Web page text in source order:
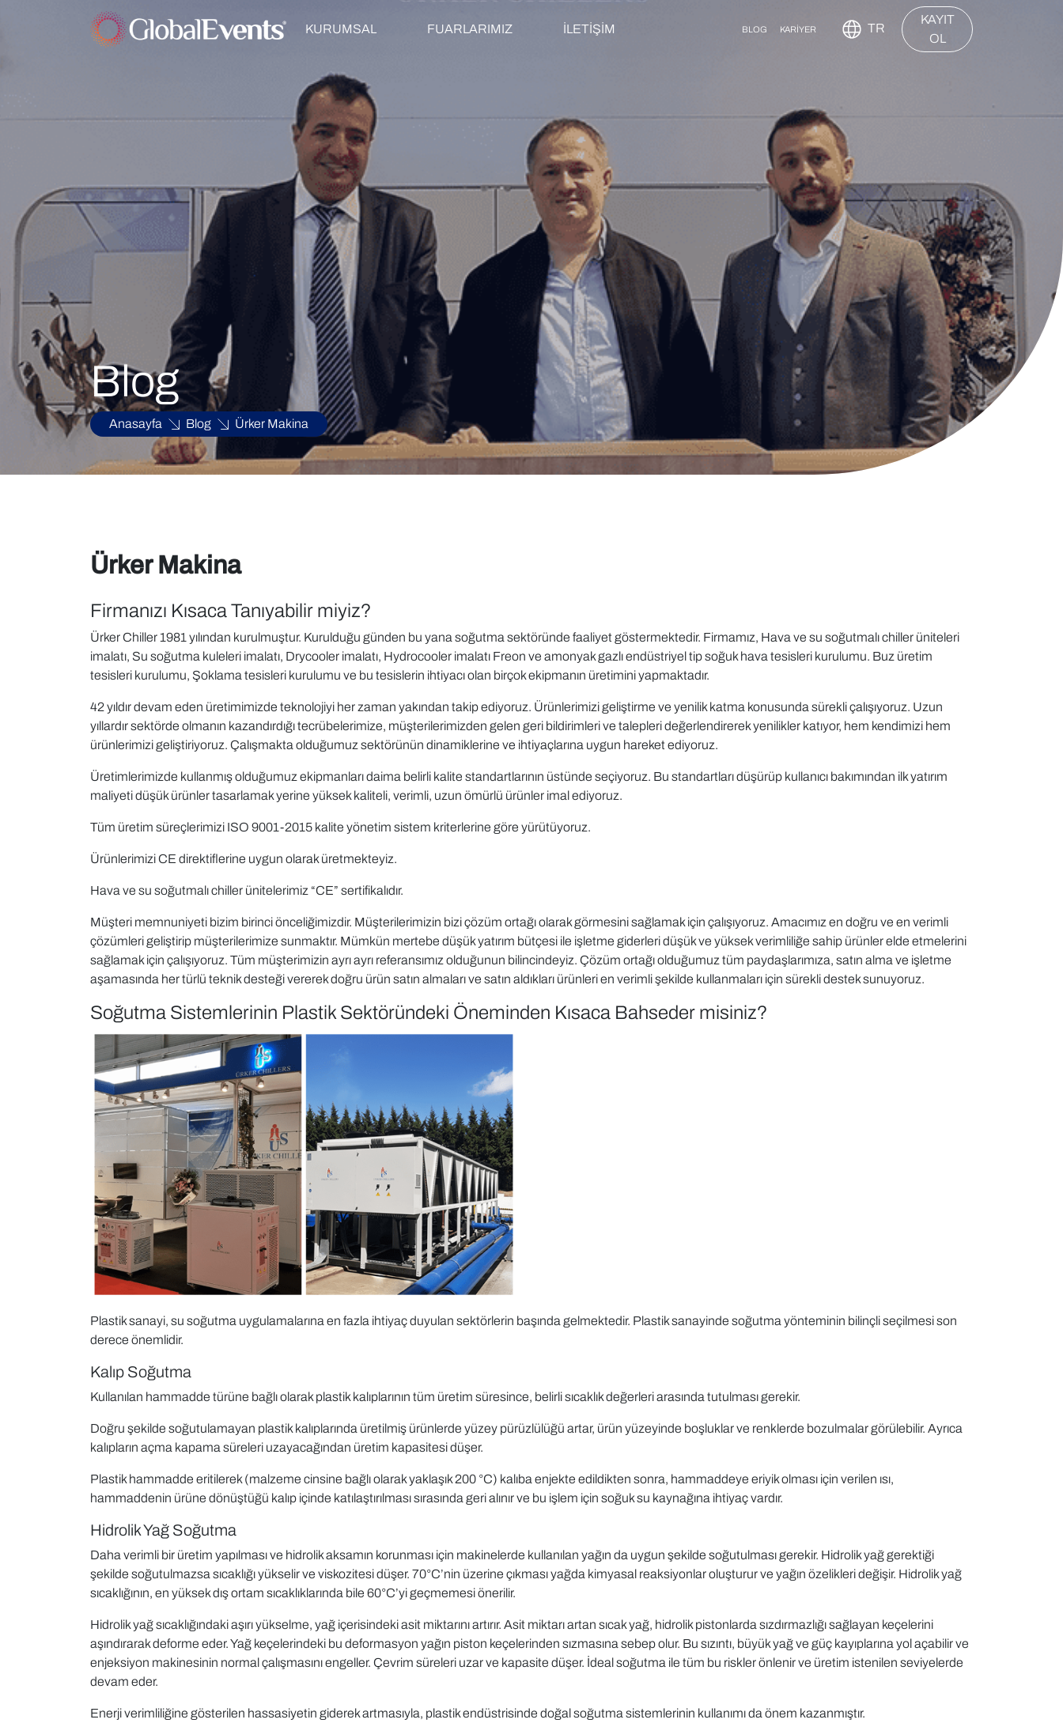
KURUMSAL FUARLARIMIZ İLETİŞİM BLOG KARİYER TR
KAYIT
OL
Blog
Anasayfa Blog Ürker Makina
Ürker Makina
Firmanızı Kısaca Tanıyabilir miyiz?
Ürker Chiller 1981 yılından kurulmuştur. Kurulduğu günden bu yana soğutma sektöründe faaliyet göstermektedir. Firmamız, Hava ve su soğutmalı chiller üniteleri
imalatı, Su soğutma kuleleri imalatı, Drycooler imalatı, Hydrocooler imalatı Freon ve amonyak gazlı endüstriyel tip soğuk hava tesisleri kurulumu. Buz üretim
tesisleri kurulumu, Şoklama tesisleri kurulumu ve bu tesislerin ihtiyacı olan birçok ekipmanın üretimini yapmaktadır.
42 yıldır devam eden üretimimizde teknolojiyi her zaman yakından takip ediyoruz. Ürünlerimizi geliştirme ve yenilik katma konusunda sürekli çalışıyoruz. Uzun
yıllardır sektörde olmanın kazandırdığı tecrübelerimize, müşterilerimizden gelen geri bildirimleri ve talepleri değerlendirerek yenilikler katıyor, hem kendimizi hem
ürünlerimizi geliştiriyoruz. Çalışmakta olduğumuz sektörünün dinamiklerine ve ihtiyaçlarına uygun hareket ediyoruz.
Üretimlerimizde kullanmış olduğumuz ekipmanları daima belirli kalite standartlarının üstünde seçiyoruz. Bu standartları düşürüp kullanıcı bakımından ilk yatırım
maliyeti düşük ürünler tasarlamak yerine yüksek kaliteli, verimli, uzun ömürlü ürünler imal ediyoruz.
Tüm üretim süreçlerimizi ISO 9001-2015 kalite yönetim sistem kriterlerine göre yürütüyoruz.
Ürünlerimizi CE direktiflerine uygun olarak üretmekteyiz.
Hava ve su soğutmalı chiller ünitelerimiz “CE” sertifikalıdır.
Müşteri memnuniyeti bizim birinci önceliğimizdir. Müşterilerimizin bizi çözüm ortağı olarak görmesini sağlamak için çalışıyoruz. Amacımız en doğru ve en verimli
çözümleri geliştirip müşterilerimize sunmaktır. Mümkün mertebe düşük yatırım bütçesi ile işletme giderleri düşük ve yüksek verimliliğe sahip ürünler elde etmelerini
sağlamak için çalışıyoruz. Tüm müşterimizin ayrı ayrı referansımız olduğunun bilincindeyiz. Çözüm ortağı olduğumuz tüm paydaşlarımıza, satın alma ve işletme
aşamasında her türlü teknik desteği vererek doğru ürün satın almaları ve satın aldıkları ürünleri en verimli şekilde kullanmaları için sürekli destek sunuyoruz.
Soğutma Sistemlerinin Plastik Sektöründeki Öneminden Kısaca Bahseder misiniz?
Plastik sanayi, su soğutma uygulamalarına en fazla ihtiyaç duyulan sektörlerin başında gelmektedir. Plastik sanayinde soğutma yönteminin bilinçli seçilmesi son
derece önemlidir.
Kalıp Soğutma
Kullanılan hammadde türüne bağlı olarak plastik kalıplarının tüm üretim süresince, belirli sıcaklık değerleri arasında tutulması gerekir.
Doğru şekilde soğutulamayan plastik kalıplarında üretilmiş ürünlerde yüzey pürüzlülüğü artar, ürün yüzeyinde boşluklar ve renklerde bozulmalar görülebilir. Ayrıca
kalıpların açma kapama süreleri uzayacağından üretim kapasitesi düşer.
Plastik hammadde eritilerek (malzeme cinsine bağlı olarak yaklaşık 200 °C) kalıba enjekte edildikten sonra, hammaddeye eriyik olması için verilen ısı,
hammaddenin ürüne dönüştüğü kalıp içinde katılaştırılması sırasında geri alınır ve bu işlem için soğuk su kaynağına ihtiyaç vardır.
Hidrolik Yağ Soğutma
Daha verimli bir üretim yapılması ve hidrolik aksamın korunması için makinelerde kullanılan yağın da uygun şekilde soğutulması gerekir. Hidrolik yağ gerektiği
şekilde soğutulmazsa sıcaklığı yükselir ve viskozitesi düşer. 70°C’nin üzerine çıkması yağda kimyasal reaksiyonlar oluşturur ve yağın özelikleri değişir. Hidrolik yağ
sıcaklığının, en yüksek dış ortam sıcaklıklarında bile 60°C’yi geçmemesi önerilir.
Hidrolik yağ sıcaklığındaki aşırı yükselme, yağ içerisindeki asit miktarını artırır. Asit miktarı artan sıcak yağ, hidrolik pistonlarda sızdırmazlığı sağlayan keçelerini
aşındırarak deforme eder. Yağ keçelerindeki bu deformasyon yağın piston keçelerinden sızmasına sebep olur. Bu sızıntı, büyük yağ ve güç kayıplarına yol açabilir ve
enjeksiyon makinesinin normal çalışmasını engeller. Çevrim süreleri uzar ve kapasite düşer. İdeal soğutma ile tüm bu riskler önlenir ve üretim istenilen seviyelerde
devam eder.
Enerji verimliliğine gösterilen hassasiyetin giderek artmasıyla, plastik endüstrisinde doğal soğutma sistemlerinin kullanımı da önem kazanmıştır.